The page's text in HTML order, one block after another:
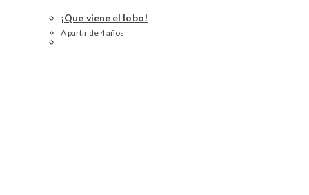
¡Que viene el lobo!
A partir de 4 años